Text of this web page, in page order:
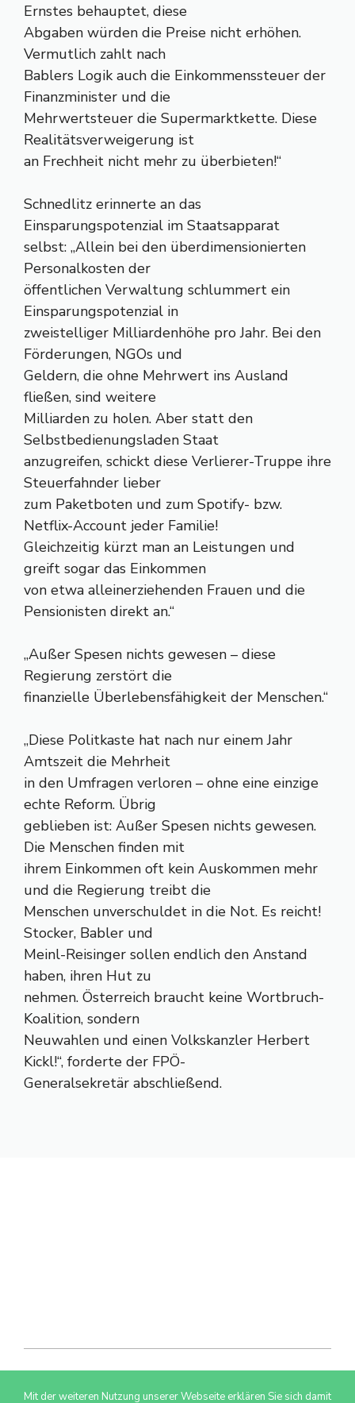
Ernstes behauptet, diese
Abgaben würden die Preise nicht erhöhen.
Vermutlich zahlt nach
Bablers Logik auch die Einkommenssteuer der
Finanzminister und die
Mehrwertsteuer die Supermarktkette. Diese
Realitätsverweigerung ist
an Frechheit nicht mehr zu überbieten!“
Schnedlitz erinnerte an das
Einsparungspotenzial im Staatsapparat
selbst: „Allein bei den überdimensionierten
Personalkosten der
öffentlichen Verwaltung schlummert ein
Einsparungspotenzial in
zweistelliger Milliardenhöhe pro Jahr. Bei den
Förderungen, NGOs und
Geldern, die ohne Mehrwert ins Ausland
fließen, sind weitere
Milliarden zu holen. Aber statt den
Selbstbedienungsladen Staat
anzugreifen, schickt diese Verlierer-Truppe ihre
Steuerfahnder lieber
zum Paketboten und zum Spotify- bzw.
Netflix-Account jeder Familie!
Gleichzeitig kürzt man an Leistungen und
greift sogar das Einkommen
von etwa alleinerziehenden Frauen und die
Pensionisten direkt an.“
„Außer Spesen nichts gewesen – diese
Regierung zerstört die
finanzielle Überlebensfähigkeit der Menschen.“
„Diese Politkaste hat nach nur einem Jahr
Amtszeit die Mehrheit
in den Umfragen verloren – ohne eine einzige
echte Reform. Übrig
geblieben ist: Außer Spesen nichts gewesen.
Die Menschen finden mit
ihrem Einkommen oft kein Auskommen mehr
und die Regierung treibt die
Menschen unverschuldet in die Not. Es reicht!
Stocker, Babler und
Meinl-Reisinger sollen endlich den Anstand
haben, ihren Hut zu
nehmen. Österreich braucht keine Wortbruch-
Koalition, sondern
Neuwahlen und einen Volkskanzler Herbert
Kickl!“, forderte der FPÖ-
Generalsekretär abschließend.
Mit der weiteren Nutzung unserer Webseite erklären Sie sich damit